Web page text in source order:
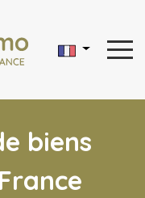
biens